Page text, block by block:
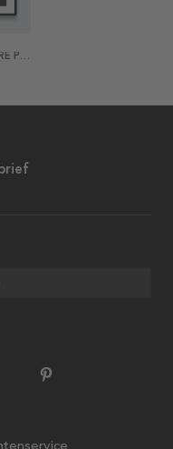
INDEFINITE FIGURE POSTER